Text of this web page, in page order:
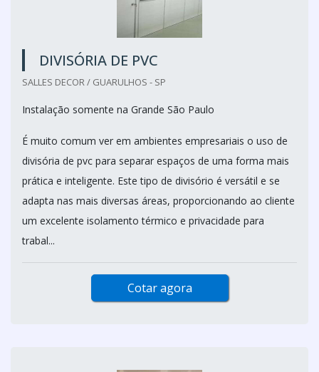
DIVISÓRIA DE PVC
SALLES DECOR / GUARULHOS - SP
Instalação somente na Grande São Paulo
É muito comum ver em ambientes empresariais o uso de
divisória de pvc para separar espaços de uma forma mais
prática e inteligente. Este tipo de divisório é versátil e se
adapta nas mais diversas áreas, proporcionando ao cliente
um excelente isolamento térmico e privacidade para
trabal...
Cotar agora